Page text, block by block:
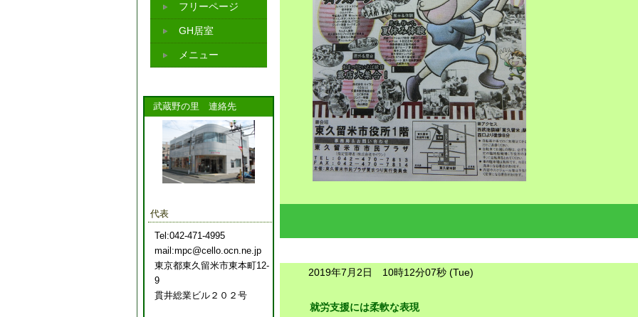
2019年7月2日 10時12分07秒 (Tue)
就労支援には柔軟な表現
フリーページ
GH居室
メニュー
武蔵野の里 連絡先
代表
Tel:042-471-4995
mail:mpc@cello.ocn.ne.jp
東京都東久留米市東本町12-
9
貫井総業ビル２０２号